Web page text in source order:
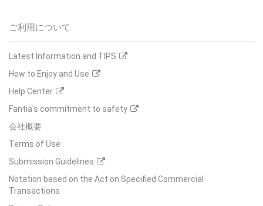
ご利用について
Latest Information and TIPS
How to Enjoy and Use
Help Center
Fantia's commitment to safety
会社概要
Terms of Use
Submission Guidelines
Notation based on the Act on Specified Commercial
Transactions